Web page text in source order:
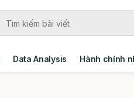
Data Analysis Hành chính